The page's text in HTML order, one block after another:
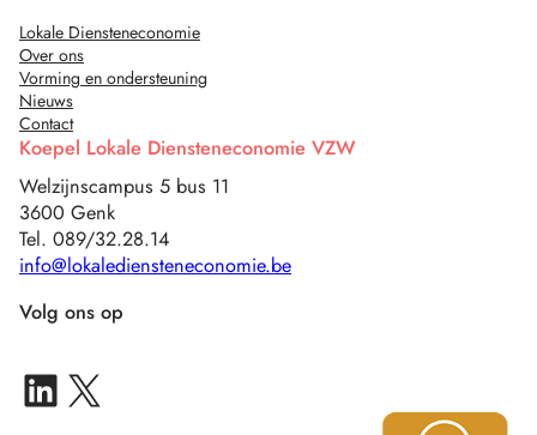
Lokale Diensteneconomie
Over ons
Vorming en ondersteuning
Nieuws
Contact
Koepel Lokale Diensteneconomie VZW
Welzijnscampus 5 bus 11
3600 Genk
Tel. 089/32.28.14
info@lokalediensteneconomie.be
Volg ons op
LinkedIn IN-Z Multisite
X